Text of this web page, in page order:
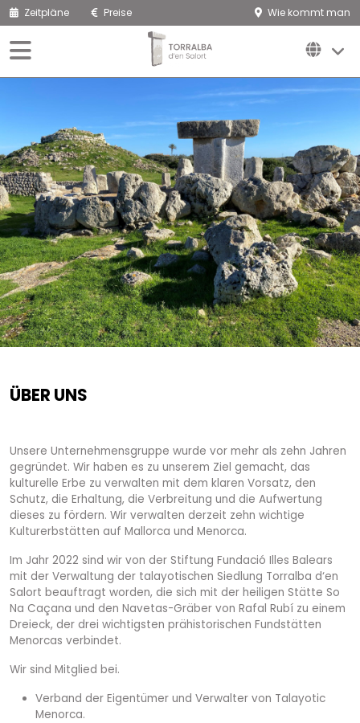
Zeitpläne Preise Wie kommt man
ÜBER UNS
Unsere Unternehmensgruppe wurde vor mehr als zehn Jahren
gegründet. Wir haben es zu unserem Ziel gemacht, das
kulturelle Erbe zu verwalten mit dem klaren Vorsatz, den
Schutz, die Erhaltung, die Verbreitung und die Aufwertung
dieses zu fördern. Wir verwalten derzeit zehn wichtige
Kulturerbstätten auf Mallorca und Menorca.
Im Jahr 2022 sind wir von der Stiftung Fundació Illes Balears
mit der Verwaltung der talayotischen Siedlung Torralba d‘en
Salort beauftragt worden, die sich mit der heiligen Stätte So
Na Caçana und den Navetas-Gräber von Rafal Rubí zu einem
Dreieck, der drei wichtigsten prähistorischen Fundstätten
Menorcas verbindet.
Wir sind Mitglied bei.
Verband der Eigentümer und Verwalter von Talayotic
Menorca.